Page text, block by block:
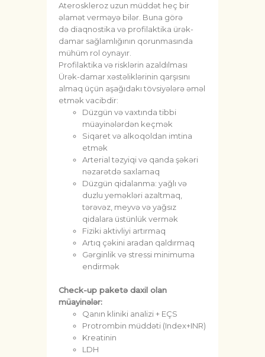
Ateroskleroz uzun müddət heç bir
əlamət verməyə bilər. Buna görə
də diaqnostika və profilaktika ürək-
damar sağlamlığının qorunmasında
mühüm rol oynayır.
Profilaktika və risklərin azaldılması
Ürək-damar xəstəliklərinin qarşısını
almaq üçün aşağıdakı tövsiyələrə əməl
etmək vacibdir:
Düzgün və vaxtında tibbi
müayinələrdən keçmək
Siqaret və alkoqoldan imtina
etmək
Arterial təzyiqi və qanda şəkəri
nəzarətdə saxlamaq
Düzgün qidalanma: yağlı və
duzlu yeməkləri azaltmaq,
tərəvəz, meyvə və yağsız
qidalara üstünlük vermək
Fiziki aktivliyi artırmaq
Artıq çəkini aradan qaldırmaq
Gərginlik və stressi minimuma
endirmək
Check-up paketə daxil olan
müayinələr:
Qanın kliniki analizi + EÇS
Protrombin müddəti (Index+INR)
Kreatinin
LDH